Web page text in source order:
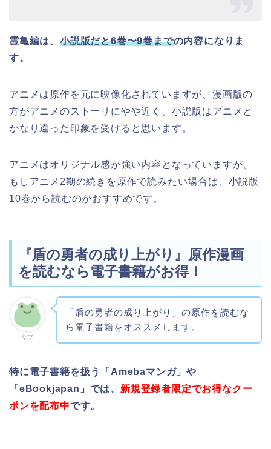
霊亀編は、 小説版だと6巻〜9巻までの内容になりま
す。
アニメは原作を元に映像化されていますが、漫画版の
方がアニメのストーリにやや近く、小説版はアニメと
かなり違った印象を受けると思います。
アニメはオリジナル感が強い内容となっていますが、
もしアニメ2期の続きを原作で読みたい場合は、小説版
10巻から読むのがおすすめです。
『盾の勇者の成り上がり』原作漫画
を読むなら電子書籍がお得！
なび
「盾の勇者の成り上がり」の原作を読むな
ら電子書籍をオススメします。
特に電子書籍を扱う「Amebaマンガ」や
「eBookjapan」では、 新規登録者限定でお得なクー
ポンを配布中です。